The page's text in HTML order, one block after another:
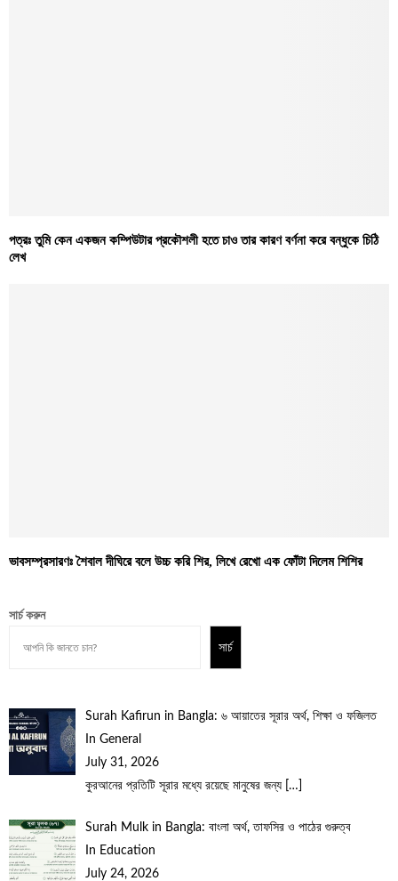
পত্রঃ তুমি কেন একজন কম্পিউটার প্রকৌশলী হতে চাও তার কারণ বর্ণনা করে বন্ধুকে চিঠি
লেখ
ভাবসম্প্রসারণঃ শৈবাল দীঘিরে বলে উচ্চ করি শির, লিখে রেখো এক ফোঁটা দিলেম শিশির
সার্চ করুন
সার্চ
Surah Kafirun in Bangla: ৬ আয়াতের সূরার অর্থ, শিক্ষা ও ফজিলত
In General
July 31, 2026
কুরআনের প্রতিটি সূরার মধ্যে রয়েছে মানুষের জন্য […]
Surah Mulk in Bangla: বাংলা অর্থ, তাফসির ও পাঠের গুরুত্ব
In Education
July 24, 2026